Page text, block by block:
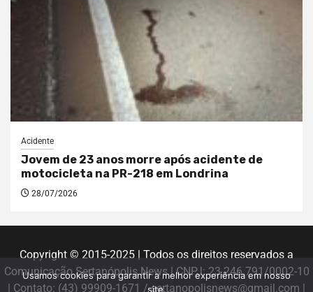
Acidente
Jovem de 23 anos morre após acidente de
motocicleta na PR-218 em Londrina
28/07/2026
Copyright © 2015-2025 | Todos os direitos reservados a
Comunicação Sertanópolis News | CNPJ: 23.246.791/0002-10
| Contato: (43) 99909-1671 / sertanopolisnews@gmail.com |
Usamos cookies para garantir a melhor experiência em nosso
site.